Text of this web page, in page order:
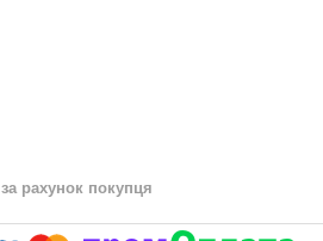
за рахунок покупця